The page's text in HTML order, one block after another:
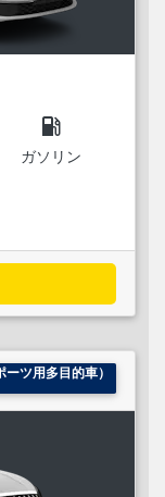
local_gas_station
ガソリン
ーツ用多目的車）